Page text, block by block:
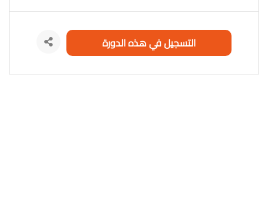
التسجيل في هذه الدورة